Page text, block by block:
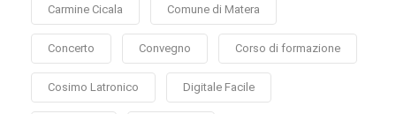
Carmine Cicala Comune di Matera
Concerto Convegno Corso di formazione
Cosimo Latronico Digitale Facile